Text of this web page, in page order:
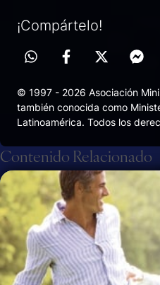
¡Compártelo!
© 1997 - 2026 Asociación
también conocida como
Latinoamérica. Todos los
Contenido Relacionado